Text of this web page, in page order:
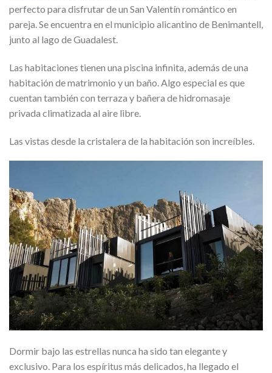
perfecto para disfrutar de un San Valentín romántico en
pareja. Se encuentra en el municipio alicantino de Benimantell,
junto al lago de Guadalest.
Las habitaciones tienen una piscina infinita, además de una
habitación de matrimonio y un baño. Algo especial es que
cuentan también con terraza y bañera de hidromasaje
privada climatizada al aire libre.
Las vistas desde la cristalera de la habitación son increíbles.
Dormir bajo las estrellas nunca ha sido tan elegante y
exclusivo. Para los espíritus más delicados, ha llegado el